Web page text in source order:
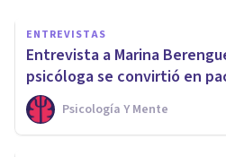
ENTREVISTAS
Entrevista a Marina
psicóloga se convirtió en
Psicología Y Mente